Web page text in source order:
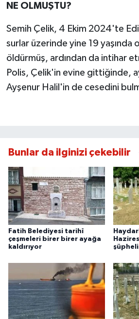
NE OLMUŞTU?
Semih Çelik, 4 Ekim 2024'te
surlar üzerinde yine 19 yaşında
öldürmüş, ardından da intihar
Polis, Çelik'in evine gittiğinde,
Ayşenur Halil'in de cesedini
Bunlar da ilginizi çekebilir
Fatih Belediyesi tarihî
çeşmeleri birer birer ayağa
kaldırıyor